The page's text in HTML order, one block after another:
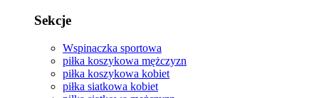
Sekcje
Wspinaczka sportowa
piłka koszykowa mężczyzn
piłka koszykowa kobiet
piłka siatkowa kobiet